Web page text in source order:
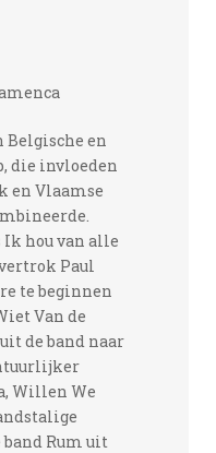
Belgische en
die invloeden
en Vlaamse
hou van alle
Paul
te beginnen
Van de
de band naar
Willen We
Rum uit